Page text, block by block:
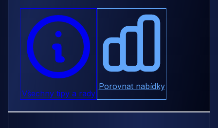
Všechny tipy a rady
Porovnat nabídky